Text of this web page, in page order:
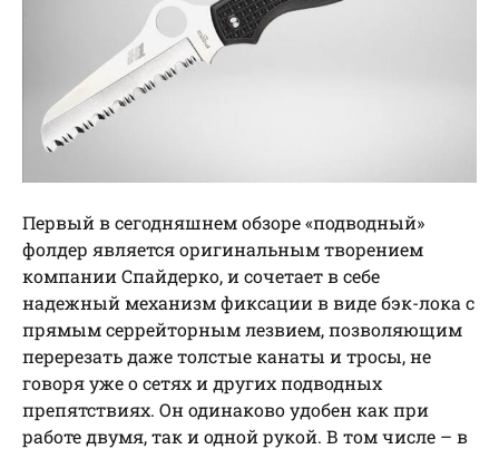
Первый в сегодняшнем обзоре «подводный»
фолдер является оригинальным творением
компании Спайдерко, и сочетает в себе
надежный механизм фиксации в виде бэк-лока с
прямым серрейторным лезвием, позволяющим
перерезать даже толстые канаты и тросы, не
говоря уже о сетях и других подводных
препятствиях. Он одинаково удобен как при
работе двумя, так и одной рукой. В том числе – в